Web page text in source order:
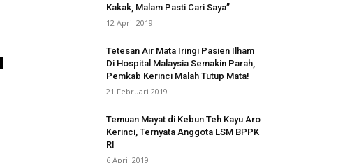
Kakak, Malam Pasti Cari Saya”
12 April 2019
Tetesan Air Mata Iringi Pasien Ilham
Di Hospital Malaysia Semakin Parah,
Pemkab Kerinci Malah Tutup Mata!
21 Februari 2019
Temuan Mayat di Kebun Teh Kayu Aro
Kerinci, Ternyata Anggota LSM BPPK
RI
6 April 2019